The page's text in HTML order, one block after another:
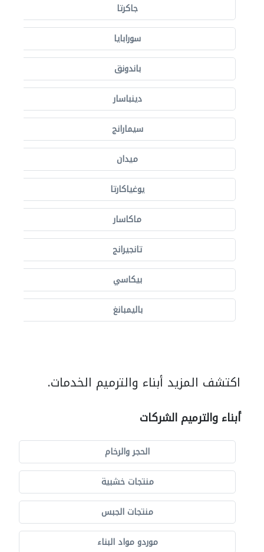
جاكرتا
سورابايا
باندونق
دينباسار
سيمارانج
ميدان
يوغياكارتا
ماكاسار
تانجيرانج
بيكاسي
باليمبانغ
اكتشف المزيد أبناء والترميم الخدمات.
أبناء والترميم الشركات
الحجر والرخام
منتجات خشبية
منتجات الجبس
موردو مواد البناء